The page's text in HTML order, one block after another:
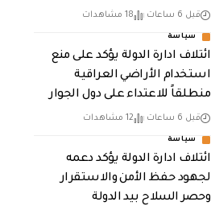
قبل 6 ساعات 18 مشاهدات
سياسة
ائتلاف ادارة الدولة يؤكد على منع
استخدام الأراضي العراقية
منطلقاً للاعتداء على دول الجوار
قبل 6 ساعات 12 مشاهدات
سياسة
ائتلاف ادارة الدولة يؤكد دعمه
لجهود حفظ الأمن والاستقرار
وحصر السلاح بيد الدولة